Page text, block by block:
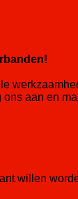
aan en
willen